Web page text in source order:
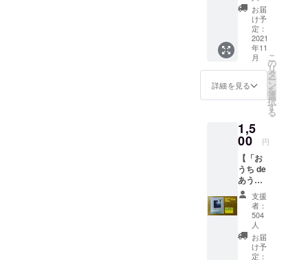
事もしなが
ら食いつな
ぐ日々と
なっていま
す。ちなみ
に主食は
ラーメンと
趣味は旅行
と乗り鉄で
すが、もう
遠出するこ
とはあまり
なさそうで
すね。音楽
はアイドル
ジェク
ト終了
後ホー
ルから
感謝の
メール
をお送
りいた
額は、
申し込
み時に
「上乗
せ支
援」が
可能で
す。 も
ちろ
ん、お
気持ち
で構い
パッ
ク)】
※9/16追
加 あ
うん堂
のバー
営業時
に
ている
おつま
とつに
「チー
ズイ
カ」が
ござい
ます。
小ぶり
な真イ
カの中
お届
け予
定：
2021
年11
月
詳細を見る
こ
の
リ
タ
ー
ン
を
選
択
す
る
1,5
00 円
【「お
うち de
あうん
堂」ド
リップ
珈琲3種
飲み比
べセッ
ト（6
個）】
支援
者：
504
人
お届
け予
定：